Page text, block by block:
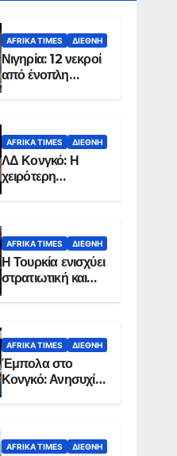
AFRIKA TIMES ΔΙΕΘΝΉ
Νιγηρία: 12 νεκροί
από ένοπλη
επίθεση σε χωριό
AFRIKA TIMES ΔΙΕΘΝΉ
ΛΔ Κονγκό: Η
χειρότερη
επιδημία Έμπολα
χώρας
AFRIKA TIMES ΔΙΕΘΝΉ
Η Τουρκία ενισχύει
στρατιωτική και
ενεργειακή
Σομαλία
AFRIKA TIMES ΔΙΕΘΝΉ
Έμπολα στο
Κονγκό: Ανησυχία
για τη μεγάλη
AFRIKA TIMES ΔΙΕΘΝΉ